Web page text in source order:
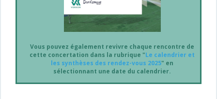
Vous pouvez également revivre chaque rencontre de
cette concertation dans la rubrique "Le calendrier et
les synthèses des rendez-vous 2025" en
sélectionnant une date du calendrier.